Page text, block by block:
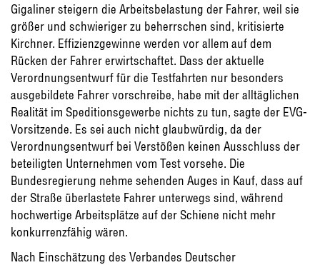
Gigaliner steigern die Arbeitsbelastung der Fahrer, weil sie
größer und schwieriger zu beherrschen sind, kritisierte
Kirchner. Effizienzgewinne werden vor allem auf dem
Rücken der Fahrer erwirtschaftet. Dass der aktuelle
Verordnungsentwurf für die Testfahrten nur besonders
ausgebildete Fahrer vorschreibe, habe mit der alltäglichen
Realität im Speditionsgewerbe nichts zu tun, sagte der EVG-
Vorsitzende. Es sei auch nicht glaubwürdig, da der
Verordnungsentwurf bei Verstößen keinen Ausschluss der
beteiligten Unternehmen vom Test vorsehe. Die
Bundesregierung nehme sehenden Auges in Kauf, dass auf
der Straße überlastete Fahrer unterwegs sind, während
hochwertige Arbeitsplätze auf der Schiene nicht mehr
konkurrenzfähig wären.
Nach Einschätzung des Verbandes Deutscher